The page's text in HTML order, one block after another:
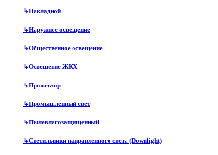
↳Накладной
↳Наружное освещение
↳Общественное освещение
↳Освещение ЖКХ
↳Прожектор
↳Промышленный свет
↳Пылевлагозащищенный
↳Светильники направленного света (Downlight)